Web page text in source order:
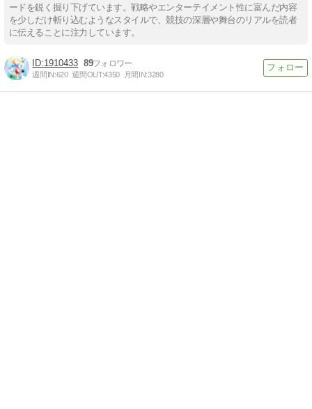
ードを鋭く掘り下げています。戦略やエンターテイメント性に富んだ内容
を少しだけ斬り込むようなスタイルで、競技の深層や舞台のリアルを読者
に伝えることに注力しています。
1910433 89
週間IN:620 週間OUT:4350 月間IN:3280